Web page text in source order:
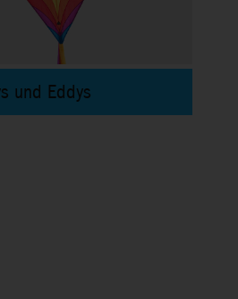
und Eddys